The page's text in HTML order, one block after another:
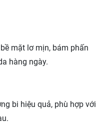
mặt lơ mịn, bám phấn
hàng ngày.
bi hiệu quả, phù hợp với